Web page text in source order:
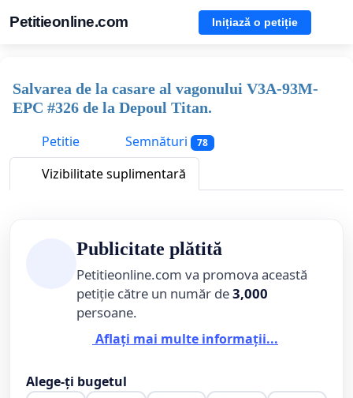
Petitieonline.com Inițiază o petiție
Salvarea de la casare al vagonului V3A-93M-
EPC #326 de la Depoul Titan.
Petitie
Semnături 78
Vizibilitate suplimentară
Publicitate plătită
Petitieonline.com va promova această
petiție către un număr de3,000
persoane.
Aflați mai multe informații...
Alege-ți bugetul